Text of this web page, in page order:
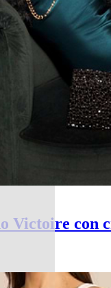
Victoire con